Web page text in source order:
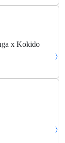
x Kokido